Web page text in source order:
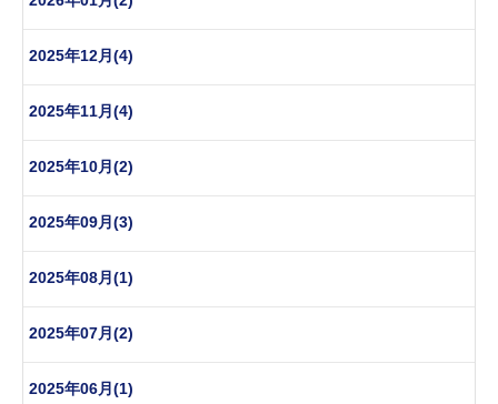
2025年12月(4)
2025年11月(4)
2025年10月(2)
2025年09月(3)
2025年08月(1)
2025年07月(2)
2025年06月(1)